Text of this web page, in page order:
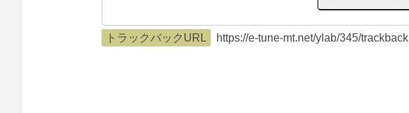
トラックバックURL https://e-tune-mt.net/ylab/345/trackback